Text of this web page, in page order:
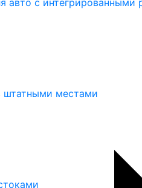
авто с интегрированными
штатными местами